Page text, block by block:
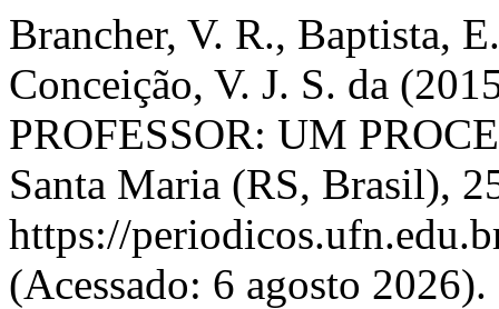
Brancher, V. R., Baptista,
Conceição, V. J. S. da
PROFESSOR: UM
Santa Maria (RS, Brasil),
https://
(Acessado: 6 agosto 2026).